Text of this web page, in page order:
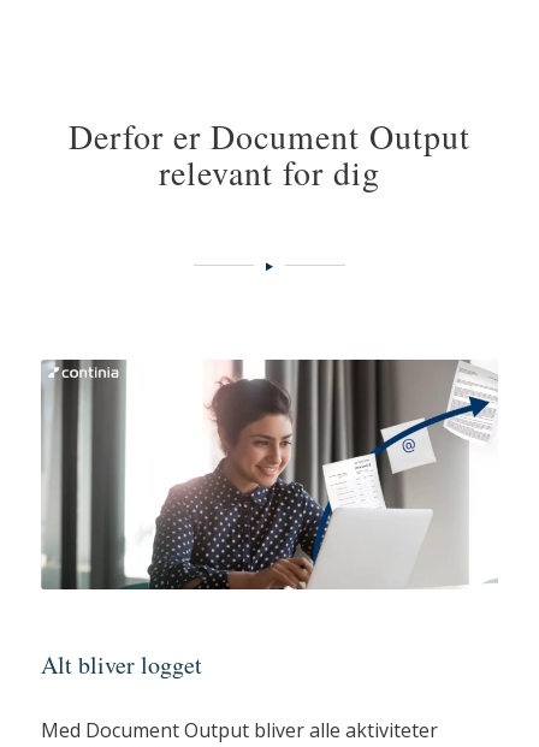
Derfor er Document Output
relevant for dig
Alt bliver logget
Med Document Output bliver alle aktiviteter